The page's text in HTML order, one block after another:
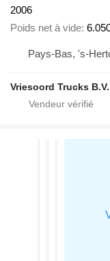
2006
Poids net à vide
Pays-Bas, 's-
Vriesoord Trucks B.V.